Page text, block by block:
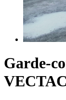
Garde-